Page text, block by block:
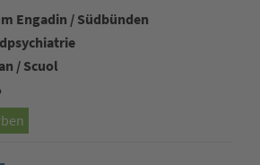
Engadin / Südbünden
/ Scuol